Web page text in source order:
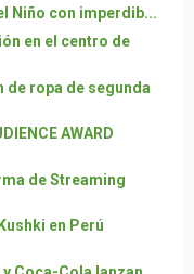
Niño con imperdib...
en el centro de
de ropa de segunda
AWARD
de Streaming
en Perú